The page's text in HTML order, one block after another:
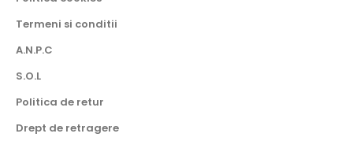
Termeni si conditii
A.N.P.C
S.O.L
Politica de retur
Drept de retragere